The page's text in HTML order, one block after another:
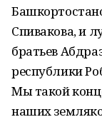
Спивакова, и
братьев
республики
Мы такой
наших